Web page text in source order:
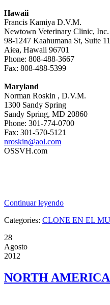
Hawaii
Francis Kamiya D.V.M.
Newtown Veterinary Clinic, Inc.
98-1247 Kaahumana St, Suite
Aiea, Hawaii 96701
Phone: 808-488-3667
Fax: 808-488-5399
Maryland
Norman Roskin , D.V.M.
1300 Sandy Spring
Sandy Spring, MD 20860
Phone: 301-774-0700
Fax: 301-570-5121
nroskin@aol.com
OSSVH.com
Continuar leyendo
Categories: CLONE EN EL
28
Agosto
2012
NORTH